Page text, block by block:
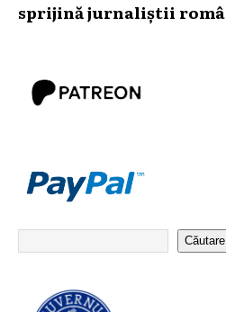
sprijină jurnaliștii
Căutare